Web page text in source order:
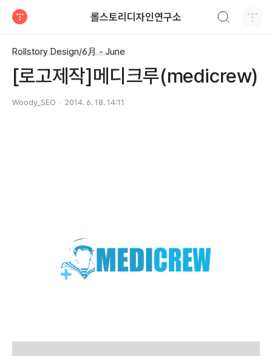
롤스토리디자인연구소
Rollstory Design/6月 - June
[로고제작]메디크루(medicrew)
Woody_SEO 2014. 6. 18. 14:11